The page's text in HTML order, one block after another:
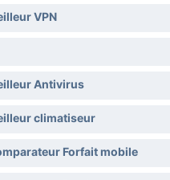
VPN
Antivirus
climatiseur
Forfait mobile